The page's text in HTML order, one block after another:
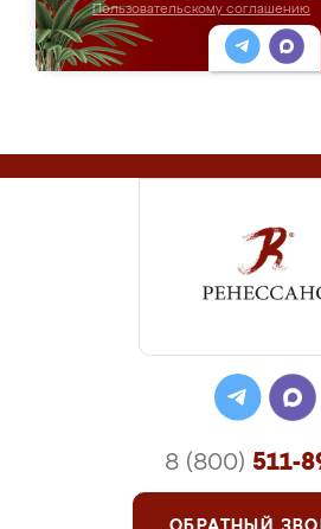
Пользовательскому соглашению
8 (800) 511-